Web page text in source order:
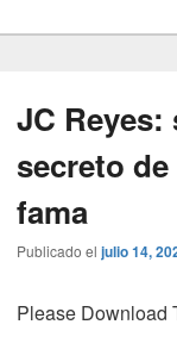
JC Reyes:
secreto
fama
Publicado el julio 14,
Please Download